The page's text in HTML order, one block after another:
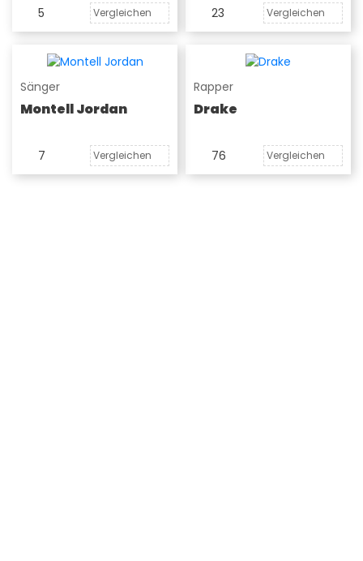
5 Vergleichen 23 Vergleichen
Sänger
Montell Jordan
7 Vergleichen
Rapper
Drake
76 Vergleichen